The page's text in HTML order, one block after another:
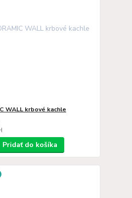
WALL krbové kachle
Pridať do košíka